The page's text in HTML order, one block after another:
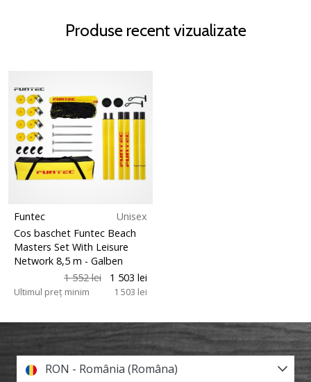
Produse recent vizualizate
Funtec
Unisex
Cos baschet Funtec Beach
Masters Set With Leisure
Network 8,5 m - Galben
1 552 lei
1 503 lei
Ultimul preț minim 1 503 lei
RON - România (Româna)